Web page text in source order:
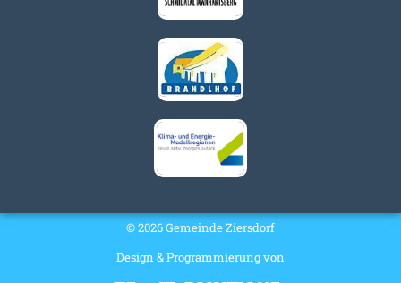
© 2026 Gemeinde Ziersdorf
Design & Programmierung von